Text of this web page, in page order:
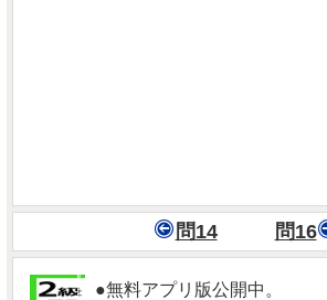
問14 問16
●無料アプリ版公開中。